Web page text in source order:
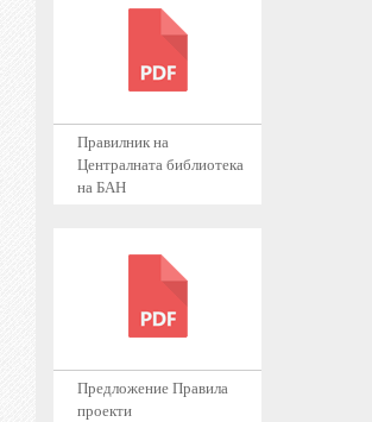
Правилник на
Централната библиотека
на БАН
Предложение Правила
проекти